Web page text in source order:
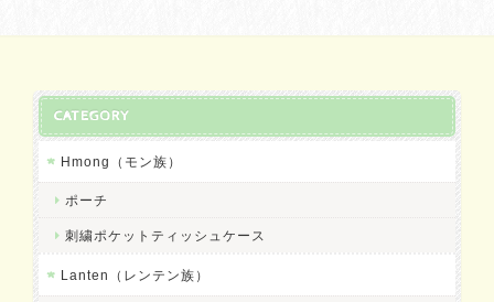
CATEGORY
Hmong（モン族）
ポーチ
刺繍ポケットティッシュケース
Lanten（レンテン族）